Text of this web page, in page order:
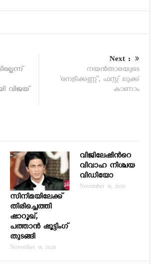
വിജയ്
Next :
നയന്‍താരയുടെ
‘നെട്രിക്കണ്ണ്’, ഫസ്റ്റ് ലുക്ക്
കാണാം
സിനിമയിലേക്ക്
തിരിച്ചെത്തി
ഷാറൂഖ്,
പത്താന്‍ ഷൂട്ടിംഗ്
തുടങ്ങി
November 18, 2020
വിജിലേഷിന്‍റെ
വിവാഹ നിശ്ചയ
വിഡിയോ
November 18, 2020